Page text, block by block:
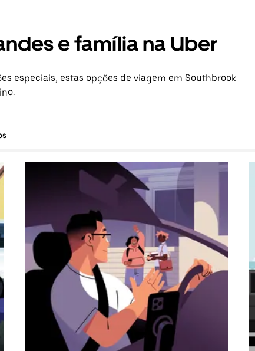
e família na Uber
especiais, estas opções de viagem em Southbrook